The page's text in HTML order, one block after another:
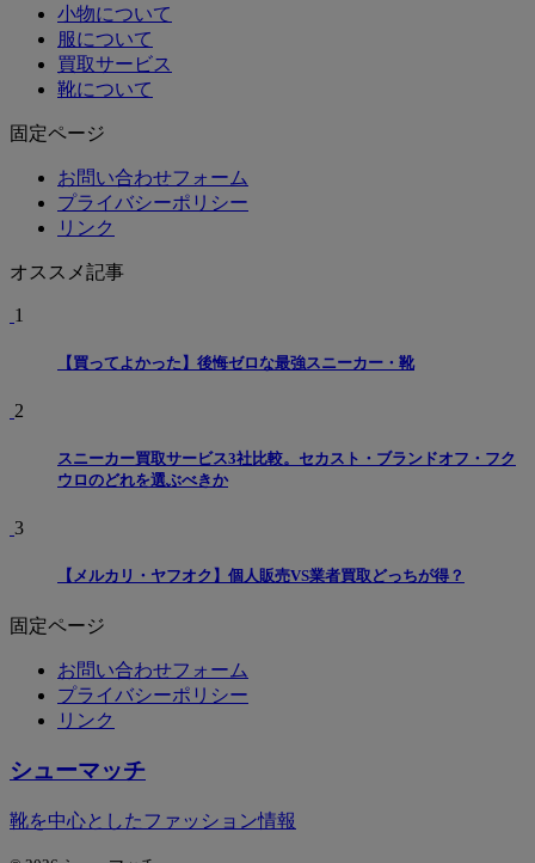
小物について
服について
買取サービス
靴について
固定ページ
お問い合わせフォーム
プライバシーポリシー
リンク
オススメ記事
1
【買ってよかった】後悔ゼロな最強スニーカー・靴
2
スニーカー買取サービス3社比較。セカスト・ブランドオフ・フク
ウロのどれを選ぶべきか
3
【メルカリ・ヤフオク】個人販売VS業者買取どっちが得？
固定ページ
お問い合わせフォーム
プライバシーポリシー
リンク
シューマッチ
靴を中心としたファッション情報